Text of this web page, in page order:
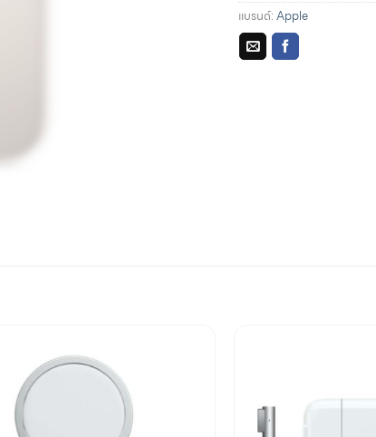
แบรนด์:Apple